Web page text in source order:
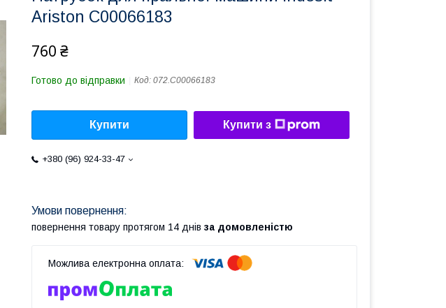
Ariston C00066183
760 ₴
Готово до відправки Код: 072.C00066183
Купити Купити з
+380 (96) 924-33-47
повернення товару протягом 14 днів за домовленістю